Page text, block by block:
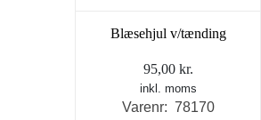
Blæsehjul v/tænding
95,00 kr.
inkl. moms
Varenr: 78170